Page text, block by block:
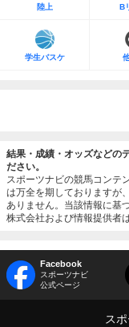
陸上 B
学生バスケ
結果・成績・オッズなどの
ださい。
スポーツナビの競馬コンテ
は万全を期しておりますが
ありません。当該情報に基
株式会社および情報提供者
Facebook
スポーツナビ
公式ページ
ス